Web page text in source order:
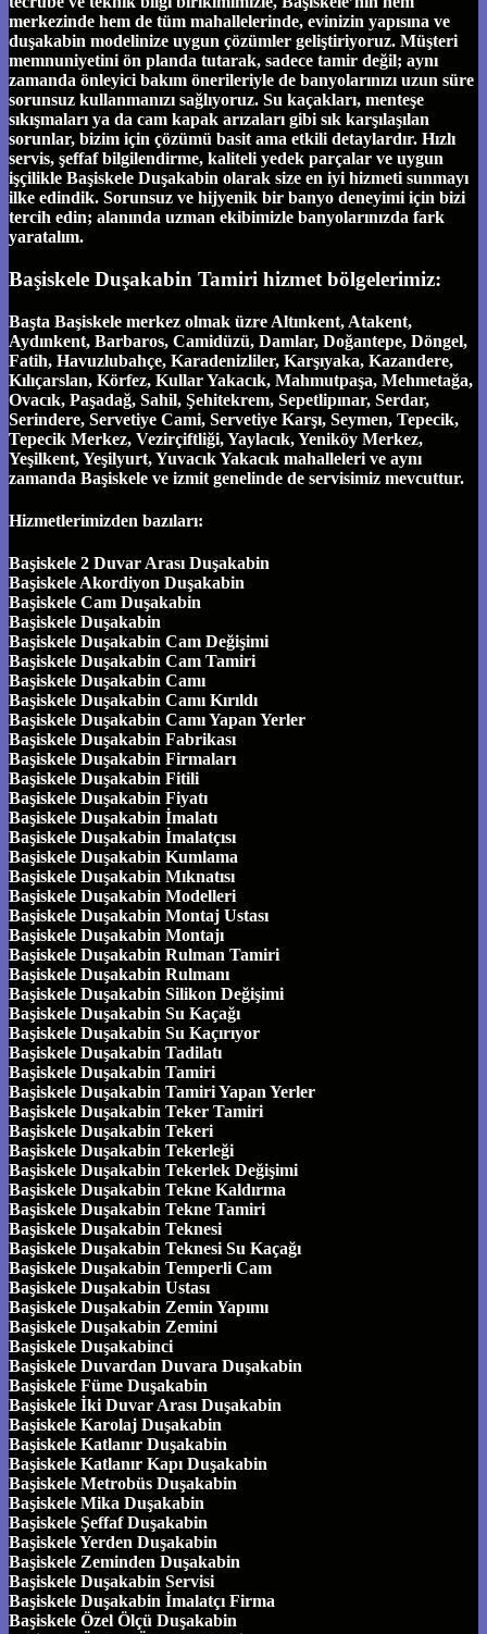
merkezinde hem de tüm mahallelerinde, evinizin yapısına ve
duşakabin modelinize uygun çözümler geliştiriyoruz. Müşteri
memnuniyetini ön planda tutarak, sadece tamir değil; aynı
zamanda önleyici bakım önerileriyle de banyolarınızı uzun süre
sorunsuz kullanmanızı sağlıyoruz. Su kaçakları, menteşe
sıkışmaları ya da cam kapak arızaları gibi sık karşılaşılan
sorunlar, bizim için çözümü basit ama etkili detaylardır. Hızlı
servis, şeffaf bilgilendirme, kaliteli yedek parçalar ve uygun
işçilikle Başiskele Duşakabin olarak size en iyi hizmeti sunmayı
ilke edindik. Sorunsuz ve hijyenik bir banyo deneyimi için bizi
tercih edin; alanında uzman ekibimizle banyolarınızda fark
yaratalım.
Başiskele Duşakabin Tamiri hizmet bölgelerimiz:
Başta Başiskele merkez olmak üzre Altınkent, Atakent,
Aydınkent, Barbaros, Camidüzü, Damlar, Doğantepe, Döngel,
Fatih, Havuzlubahçe, Karadenizliler, Karşıyaka, Kazandere,
Kılıçarslan, Körfez, Kullar Yakacık, Mahmutpaşa, Mehmetağa,
Ovacık, Paşadağ, Sahil, Şehitekrem, Sepetlipınar, Serdar,
Serindere, Servetiye Cami, Servetiye Karşı, Seymen, Tepecik,
Tepecik Merkez, Vezirçiftliği, Yaylacık, Yeniköy Merkez,
Yeşilkent, Yeşilyurt, Yuvacık Yakacık mahalleleri ve aynı
zamanda Başiskele ve izmit genelinde de servisimiz mevcuttur.
Hizmetlerimizden bazıları:
Başiskele 2 Duvar Arası Duşakabin
Başiskele Akordiyon Duşakabin
Başiskele Cam Duşakabin
Başiskele Duşakabin
Başiskele Duşakabin Cam Değişimi
Başiskele Duşakabin Cam Tamiri
Başiskele Duşakabin Camı
Başiskele Duşakabin Camı Kırıldı
Başiskele Duşakabin Camı Yapan Yerler
Başiskele Duşakabin Fabrikası
Başiskele Duşakabin Firmaları
Başiskele Duşakabin Fitili
Başiskele Duşakabin Fiyatı
Başiskele Duşakabin İmalatı
Başiskele Duşakabin İmalatçısı
Başiskele Duşakabin Kumlama
Başiskele Duşakabin Mıknatısı
Başiskele Duşakabin Modelleri
Başiskele Duşakabin Montaj Ustası
Başiskele Duşakabin Montajı
Başiskele Duşakabin Rulman Tamiri
Başiskele Duşakabin Rulmanı
Başiskele Duşakabin Silikon Değişimi
Başiskele Duşakabin Su Kaçağı
Başiskele Duşakabin Su Kaçırıyor
Başiskele Duşakabin Tadilatı
Başiskele Duşakabin Tamiri
Başiskele Duşakabin Tamiri Yapan Yerler
Başiskele Duşakabin Teker Tamiri
Başiskele Duşakabin Tekeri
Başiskele Duşakabin Tekerleği
Başiskele Duşakabin Tekerlek Değişimi
Başiskele Duşakabin Tekne Kaldırma
Başiskele Duşakabin Tekne Tamiri
Başiskele Duşakabin Teknesi
Başiskele Duşakabin Teknesi Su Kaçağı
Başiskele Duşakabin Temperli Cam
Başiskele Duşakabin Ustası
Başiskele Duşakabin Zemin Yapımı
Başiskele Duşakabin Zemini
Başiskele Duşakabinci
Başiskele Duvardan Duvara Duşakabin
Başiskele Füme Duşakabin
Başiskele İki Duvar Arası Duşakabin
Başiskele Karolaj Duşakabin
Başiskele Katlanır Duşakabin
Başiskele Katlanır Kapı Duşakabin
Başiskele Metrobüs Duşakabin
Başiskele Mika Duşakabin
Başiskele Şeffaf Duşakabin
Başiskele Yerden Duşakabin
Başiskele Zeminden Duşakabin
Başiskele Duşakabin Servisi
Başiskele Duşakabin İmalatçı Firma
Başiskele Özel Ölçü Duşakabin